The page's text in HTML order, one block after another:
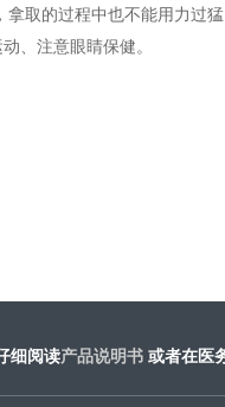
取的过程中也不能用力过猛
、注意眼睛保健。
细阅读产品说明书 或​者在医